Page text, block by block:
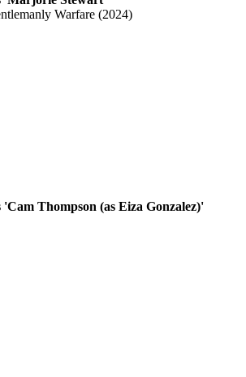
Warfare (2024)
'Cam Thompson (as Eiza Gonzalez)'